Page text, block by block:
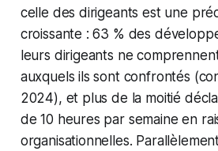
celle des dirigeants est une
croissante : 63 % des
leurs dirigeants ne
auxquels ils sont confrontés
2024), et plus de la moitié
de 10 heures par semaine en
organisationnelles.